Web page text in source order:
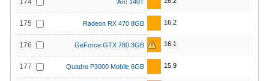
174 Arc 140T
175 Radeon RX 470 8GB 16.2
176 GeForce GTX 780 3GB 16.1
177 Quadro P3000 Mobile 6GB 15.9